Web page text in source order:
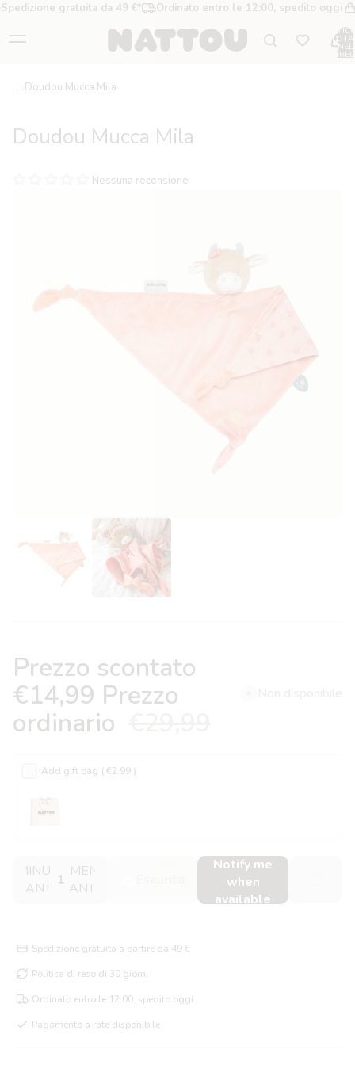
Spedizione gratuita da 49 €* Ordinato entro le 12:00, spedito oggi
NEL
Doudou Mucca Mila
Doudou Mucca Mila
Nessuna recensione
Prezzo scontato
€14,99 Prezzo
ordinario
Add gift bag ( €2.99 )
DIMINUISCI
QUANTITÀ
AUMENTA
QUANTITÀ
Notify me
when
available
Spedizione gratuita a partire da 49 €
Politica di reso di 30 giorni
Ordinato entro le 12:00, spedito oggi
Pagamento a rate disponibile